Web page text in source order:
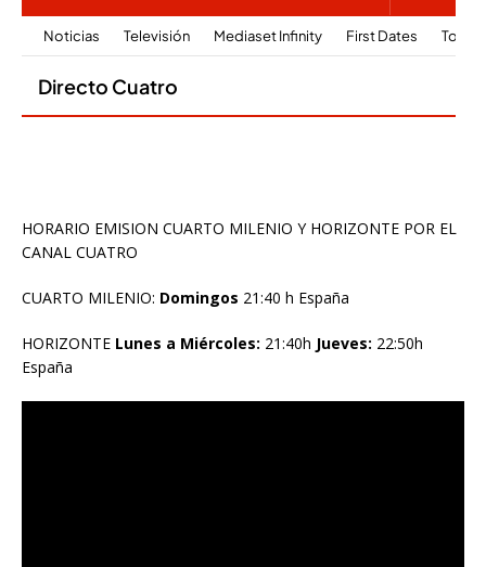
HORARIO EMISION CUARTO MILENIO Y HORIZONTE POR EL
CANAL CUATRO
CUARTO MILENIO: Domingos 21:40 h España
HORIZONTE Lunes a Miércoles: 21:40h Jueves: 22:50h
España